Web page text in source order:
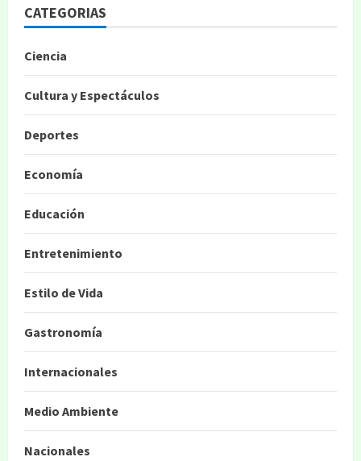
CATEGORIAS
Ciencia
Cultura y Espectáculos
Deportes
Economía
Educación
Entretenimiento
Estilo de Vida
Gastronomía
Internacionales
Medio Ambiente
Nacionales